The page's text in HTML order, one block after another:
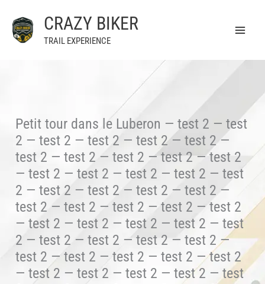
contenu
CRAZY BIKER
TRAIL EXPERIENCE
Petit tour dans le Luberon — test 2 — test
2 — test 2 — test 2 — test 2 — test 2 —
test 2 — test 2 — test 2 — test 2 — test 2
— test 2 — test 2 — test 2 — test 2 — test
2 — test 2 — test 2 — test 2 — test 2 —
test 2 — test 2 — test 2 — test 2 — test 2
— test 2 — test 2 — test 2 — test 2 — test
2 — test 2 — test 2 — test 2 — test 2 —
test 2 — test 2 — test 2 — test 2 — test 2
— test 2 — test 2 — test 2 — test 2 — test